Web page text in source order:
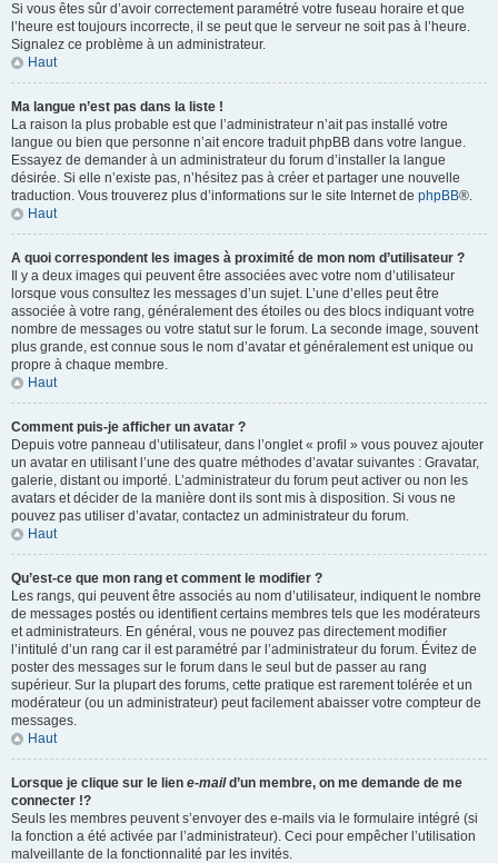
Si vous êtes sûr d’avoir correctement paramétré votre fuseau horaire et que
l’heure est toujours incorrecte, il se peut que le serveur ne soit pas à l’heure.
Signalez ce problème à un administrateur.
Haut
Ma langue n’est pas dans la liste !
La raison la plus probable est que l’administrateur n’ait pas installé votre
langue ou bien que personne n’ait encore traduit phpBB dans votre langue.
Essayez de demander à un administrateur du forum d’installer la langue
désirée. Si elle n’existe pas, n’hésitez pas à créer et partager une nouvelle
traduction. Vous trouverez plus d’informations sur le site Internet de phpBB®.
Haut
A quoi correspondent les images à proximité de mon nom d’utilisateur ?
Il y a deux images qui peuvent être associées avec votre nom d’utilisateur
lorsque vous consultez les messages d’un sujet. L’une d’elles peut être
associée à votre rang, généralement des étoiles ou des blocs indiquant votre
nombre de messages ou votre statut sur le forum. La seconde image, souvent
plus grande, est connue sous le nom d’avatar et généralement est unique ou
propre à chaque membre.
Haut
Comment puis-je afficher un avatar ?
Depuis votre panneau d’utilisateur, dans l’onglet « profil » vous pouvez ajouter
un avatar en utilisant l’une des quatre méthodes d’avatar suivantes : Gravatar,
galerie, distant ou importé. L’administrateur du forum peut activer ou non les
avatars et décider de la manière dont ils sont mis à disposition. Si vous ne
pouvez pas utiliser d’avatar, contactez un administrateur du forum.
Haut
Qu’est-ce que mon rang et comment le modifier ?
Les rangs, qui peuvent être associés au nom d’utilisateur, indiquent le nombre
de messages postés ou identifient certains membres tels que les modérateurs
et administrateurs. En général, vous ne pouvez pas directement modifier
l’intitulé d’un rang car il est paramétré par l’administrateur du forum. Évitez de
poster des messages sur le forum dans le seul but de passer au rang
supérieur. Sur la plupart des forums, cette pratique est rarement tolérée et un
modérateur (ou un administrateur) peut facilement abaisser votre compteur de
messages.
Haut
Lorsque je clique sur le lien e-maild’un membre, on me demande de me
connecter !?
Seuls les membres peuvent s’envoyer des e-mails via le formulaire intégré (si
la fonction a été activée par l’administrateur). Ceci pour empêcher l’utilisation
malveillante de la fonctionnalité par les invités.